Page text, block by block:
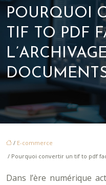
POURQUOI
TIF TO PDF
/ E-commerce
/ Pourquoi convertir un tif to pdf
Dans l’ère numérique